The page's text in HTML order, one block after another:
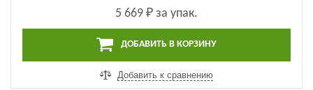
5 669 ₽ за упак.
ДОБАВИТЬ В КОРЗИНУ
Добавить к сравнению